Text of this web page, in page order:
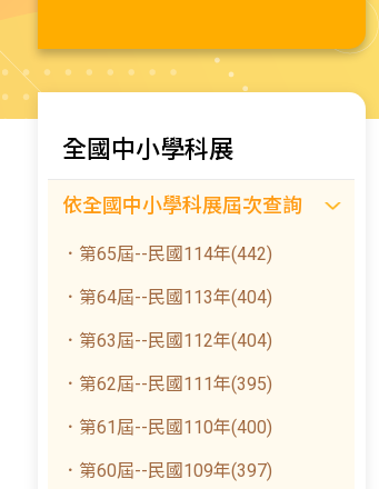
全國中小學科展
依全國中小學科展屆次查詢
．第65屆--民國114年(442)
．第64屆--民國113年(404)
．第63屆--民國112年(404)
．第62屆--民國111年(395)
．第61屆--民國110年(400)
．第60屆--民國109年(397)